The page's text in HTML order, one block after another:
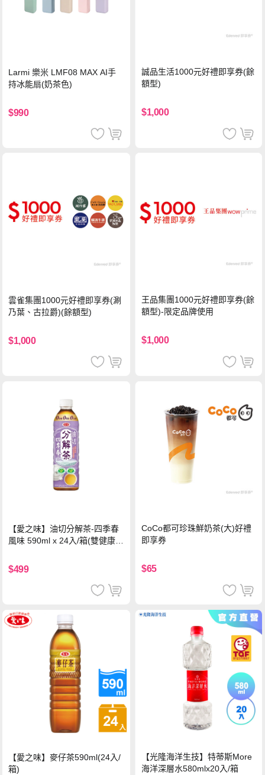
Larmi 樂米 LMF08 MAX AI手
持冰能扇(奶茶色)
$990
誠品生活1000元好禮即享券(餘
額型)
$1,000
雲雀集團1000元好禮即享券(涮
乃葉、古拉爵)(餘額型)
$1,000
王品集團1000元好禮即享券(餘
額型)-限定品牌使用
$1,000
【愛之味】油切分解茶-四季春
風味 590ml x 24入/箱(雙健康認
$499
CoCo都可珍珠鮮奶茶(大)好禮
即享券
$65
【愛之味】麥仔茶590ml(24入/
箱)
【光隆海洋生技】特蒂斯More
海洋深層水580mlx20入/箱